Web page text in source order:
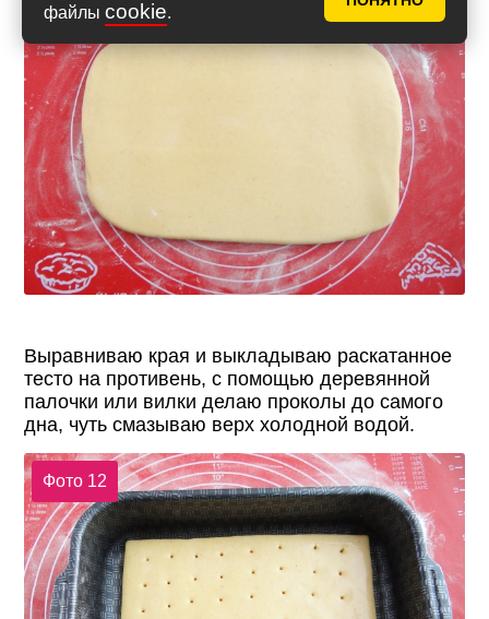
файлы cookie.
Выравниваю края и выкладываю раскатанное
тесто на противень, с помощью деревянной
палочки или вилки делаю проколы до самого
дна, чуть смазываю верх холодной водой.
Фото 12